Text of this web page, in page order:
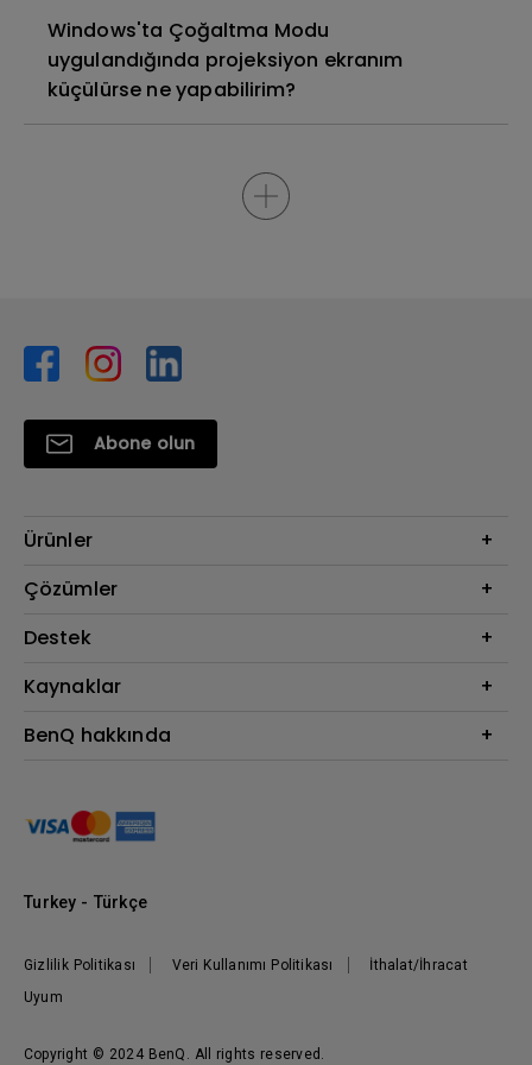
Windows'ta Çoğaltma Modu
uygulandığında projeksiyon ekranım
küçülürse ne yapabilirim?
Abone olun
Ürünler
Projektör
Çözümler
BenQ AQCOLOR Elçisi
AQColor
Espor
Destek
İndirme & SSS
Kaynaklar
Projektör Atım Mesafesi Hesaplayıcı
BenQ hakkında
Grup
Marka
Haberler
Copyright © 2024 BenQ. All rights reserved.
Gizlilik Politikası Veri Kullanımı Politikası
İthalat/İhracat
Uyum
Turkey - Türkçe